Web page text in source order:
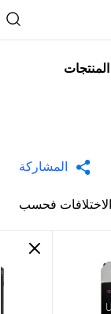
المشاركة
فحسب